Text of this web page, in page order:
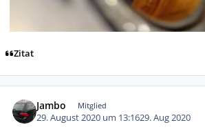
Zitat
Jambo Mitglied
29. August 2020 um 13:1629. Aug 2020